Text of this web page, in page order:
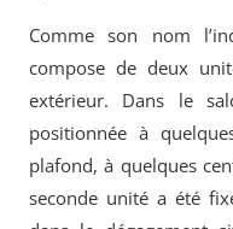
Comme son nom
compose de deux
extérieur. Dans le
positionnée à
plafond, à quelques
seconde unité a été